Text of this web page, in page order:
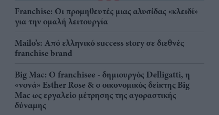
Franchise: Οι προμηθευτές μιας αλυσίδας «κλειδί»
για την ομαλή λειτουργία
Mailo’s: Από ελληνικό success story σε διεθνές
franchise brand
Big Mac: Ο franchisee - δημιουργός Delligatti, η
«νονά» Esther Rose & ο οικονομικός δείκτης Big
Mac ως εργαλείο μέτρησης της αγοραστικής
δύναμης